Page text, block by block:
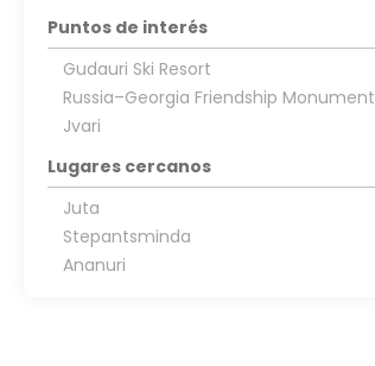
Puntos de interés
Gudauri Ski Resort
Russia–Georgia Friendship Monument
Jvari
Lugares cercanos
Juta
Stepantsminda
Ananuri